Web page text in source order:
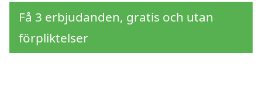
Få 3 erbjudanden, gratis och utan
förpliktelser